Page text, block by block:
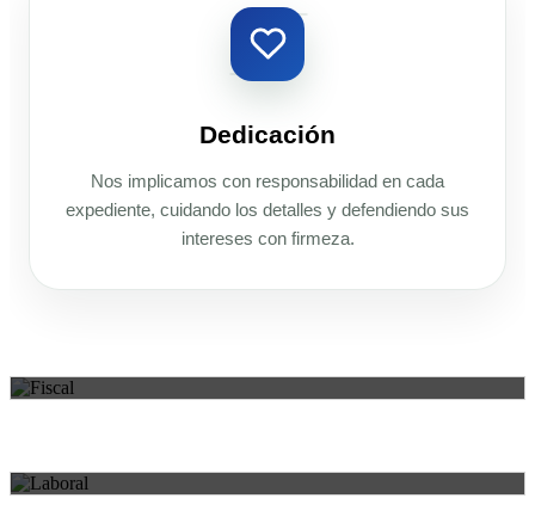
Dedicación
Nos implicamos con responsabilidad en cada
expediente, cuidando los detalles y defendiendo sus
intereses con firmeza.
Áreas de práctica